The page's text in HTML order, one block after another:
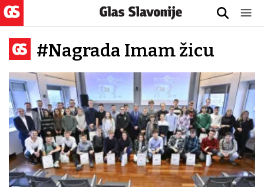
#Nagrada Imam žicu